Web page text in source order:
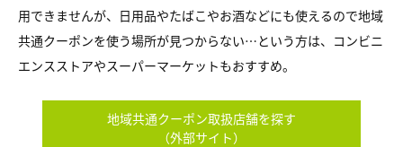
用できませんが、日用品やたばこやお酒などにも使えるので地域
共通クーポンを使う場所が見つからない…という方は、コンビニ
エンスストアやスーパーマーケットもおすすめ。
地域共通クーポン取扱店舗を探す
（外部サイト）